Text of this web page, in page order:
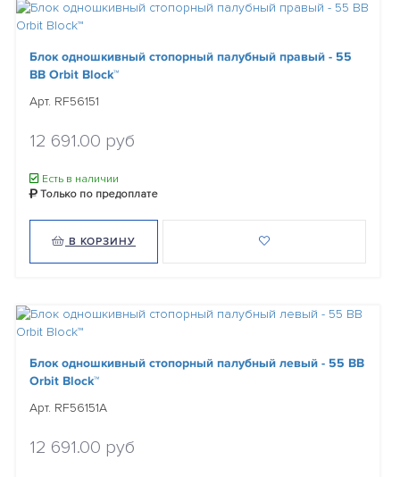
Блок одношкивный стопорный палубный правый - 55
BB Orbit Block™
Арт. RF56151
12 691.00 руб
Есть в наличии
Только по предоплате
В КОРЗИНУ
Блок одношкивный стопорный палубный левый - 55 BB
Orbit Block™
Арт. RF56151A
12 691.00 руб